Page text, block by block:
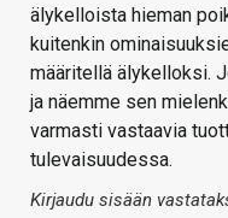
älykelloista hieman
kuitenkin
määritellä älykelloksi.
ja näemme sen
varmasti vastaavia
tulevaisuudessa.
Kirjaudu sisään